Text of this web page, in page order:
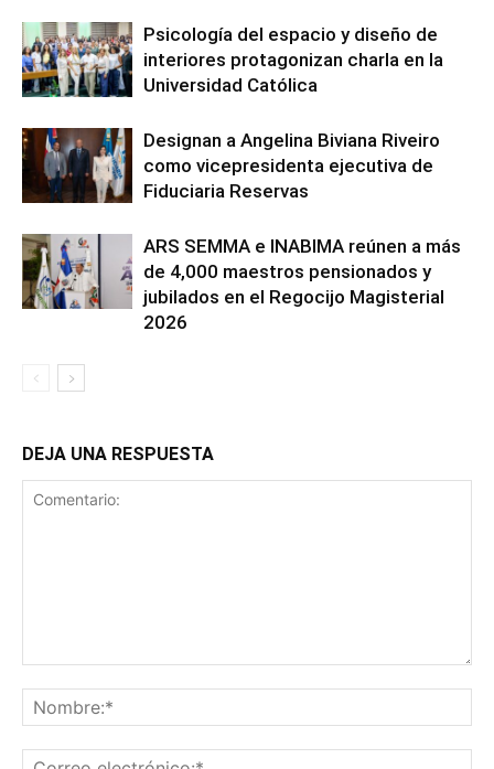
Psicología del espacio y diseño de
interiores protagonizan charla en la
Universidad Católica
Designan a Angelina Biviana Riveiro
como vicepresidenta ejecutiva de
Fiduciaria Reservas
ARS SEMMA e INABIMA reúnen a más
de 4,000 maestros pensionados y
jubilados en el Regocijo Magisterial
2026
DEJA UNA RESPUESTA